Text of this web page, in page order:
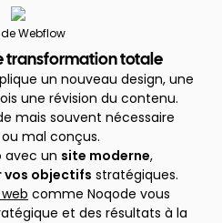
Webflow
transformation totale
un nouveau design, une
une révision du contenu.
mais souvent nécessaire
mal conçus.
avec un site moderne,
vos objectifs stratégiques.
comme Noqode vous
et des résultats à la